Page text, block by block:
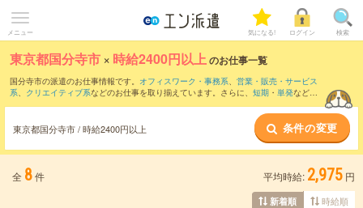
メニュー 気になる! ログイン 検索
東京都国分寺市 × 時給2400円以上のお仕事一覧
国分寺市の派遣のお仕事情報です。 オフィスワーク・事務系、 営業・販売・サービス
系、 クリエイティブ系などのお仕事を取り揃えています。さらに、 短期 ・ 単発などの
東京都国分寺市 / 時給2400円以上 条件の変更
全 8件 平均時給: 2,975 円
新着順 時給順